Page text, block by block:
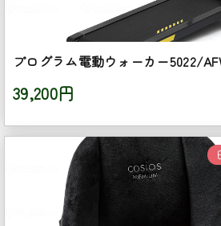
プログラム電動ウォーカー5022/
39,200円